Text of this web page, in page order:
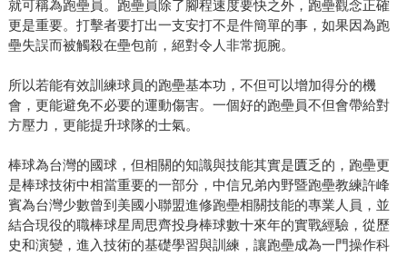
就可稱為跑壘員。跑壘員除了腳程速度要快之外，跑壘觀念正確
更是重要。打擊者要打出一支安打不是件簡單的事，如果因為跑
壘失誤而被觸殺在壘包前，絕對令人非常扼腕。
所以若能有效訓練球員的跑壘基本功，不但可以增加得分的機
會，更能避免不必要的運動傷害。一個好的跑壘員不但會帶給對
方壓力，更能提升球隊的士氣。
棒球為台灣的國球，但相關的知識與技能其實是匱乏的，跑壘更
是棒球技術中相當重要的一部分，中信兄弟內野暨跑壘教練許峰
賓為台灣少數曾到美國小聯盟進修跑壘相關技能的專業人員，並
結合現役的職棒球星周思齊投身棒球數十來年的實戰經驗，從歷
史和演變，進入技術的基礎學習與訓練，讓跑壘成為一門操作科